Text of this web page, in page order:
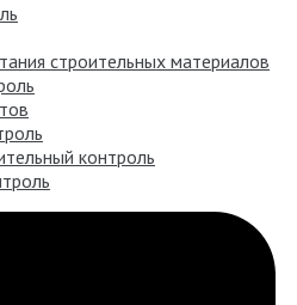
строительных материалов
контроль